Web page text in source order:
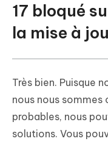
17 bloqué
la mise à
Très bien. Puisque
nous nous sommes
probables, nous
solutions. Vous